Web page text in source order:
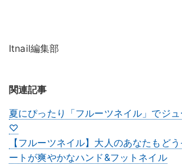
Itnail編集部
関連記事
夏にぴったり「フルーツネイル」でジ
♡
【フルーツネイル】大人のあなたもど
ートが爽やかなハンド&フットネイル